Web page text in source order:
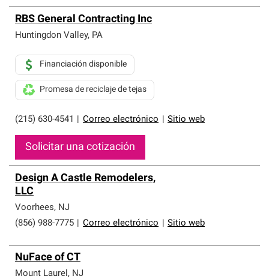
RBS General Contracting Inc
Huntingdon Valley, PA
(215) 630-4541 Correo electrónico Sitio web
Financiación disponible
Promesa de reciclaje de tejas
Solicitar una cotización
Design A Castle Remodelers,
LLC
Voorhees, NJ
(856) 988-7775
Correo electrónico Sitio web
NuFace of CT
Mount Laurel, NJ